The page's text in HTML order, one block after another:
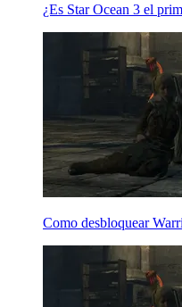
¿Es Star Ocean 3 el
Como desbloquear